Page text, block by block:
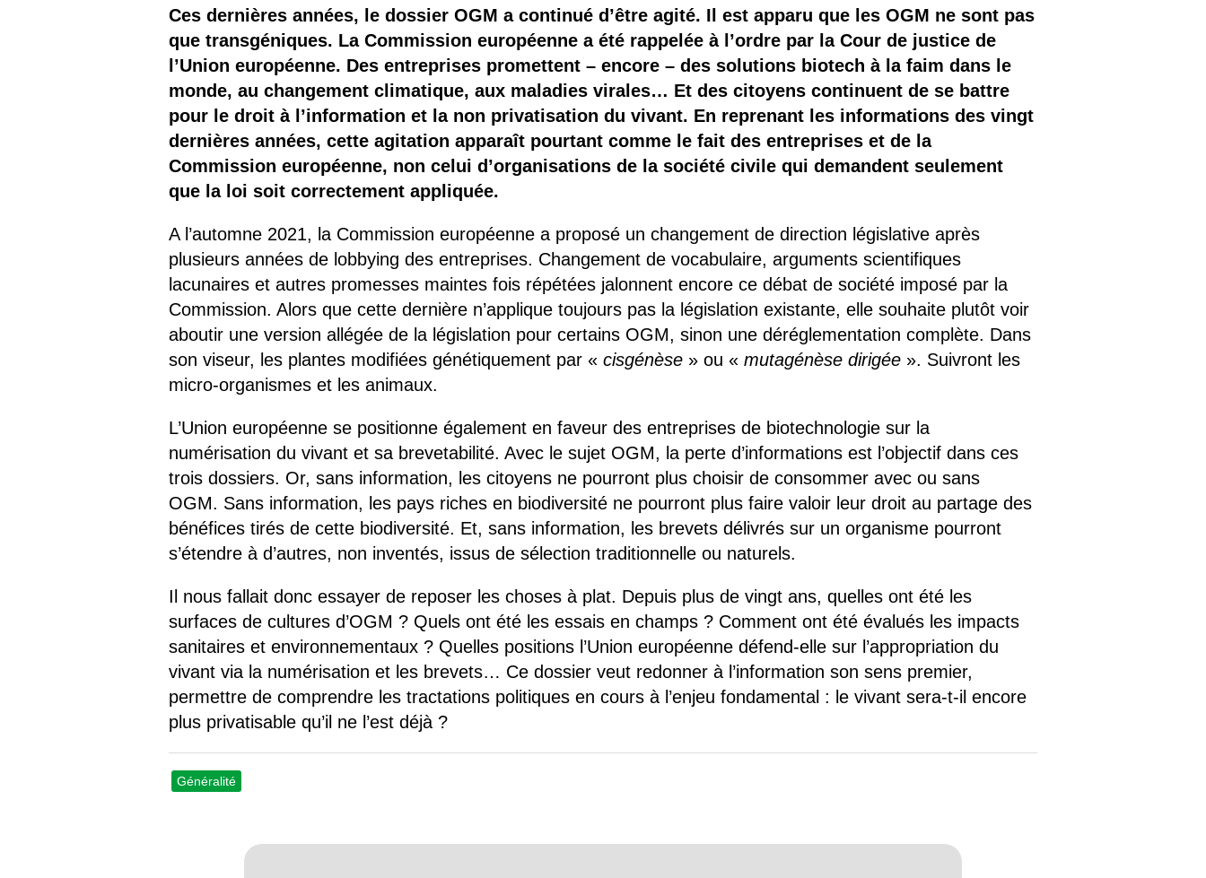
Il y a semence…. et semence
Quels sont les avantages et les inconvénients des OGM ?
Ces dernières années, le dossier OGM a continué d’être agité. Il est apparu que les OGM ne sont pas
que transgéniques. La Commission européenne a été rappelée à l’ordre par la Cour de justice de
l’Union européenne. Des entreprises promettent – encore – des solutions biotech à la faim dans le
monde, au changement climatique, aux maladies virales… Et des citoyens continuent de se battre
pour le droit à l’information et la non privatisation du vivant. En reprenant les informations des vingt
dernières années, cette agitation apparaît pourtant comme le fait des entreprises et de la
Commission européenne, non celui d’organisations de la société civile qui demandent seulement
que la loi soit correctement appliquée.
A l’automne 2021, la Commission européenne a proposé un changement de direction législative après
plusieurs années de lobbying des entreprises. Changement de vocabulaire, arguments scientifiques
lacunaires et autres promesses maintes fois répétées jalonnent encore ce débat de société imposé par la
Commission. Alors que cette dernière n’applique toujours pas la législation existante, elle souhaite plutôt voir
aboutir une version allégée de la législation pour certains OGM, sinon une déréglementation complète. Dans
son viseur, les plantes modifiées génétiquement par «cisgénèse » ou «mutagénèse dirigée ». Suivront les
micro-organismes et les animaux.
L’Union européenne se positionne également en faveur des entreprises de biotechnologie sur la
numérisation du vivant et sa brevetabilité. Avec le sujet OGM, la perte d’informations est l’objectif dans ces
trois dossiers. Or, sans information, les citoyens ne pourront plus choisir de consommer avec ou sans
OGM. Sans information, les pays riches en biodiversité ne pourront plus faire valoir leur droit au partage des
bénéfices tirés de cette biodiversité. Et, sans information, les brevets délivrés sur un organisme pourront
s’étendre à d’autres, non inventés, issus de sélection traditionnelle ou naturels.
Il nous fallait donc essayer de reposer les choses à plat. Depuis plus de vingt ans, quelles ont été les
surfaces de cultures d’OGM ? Quels ont été les essais en champs ? Comment ont été évalués les impacts
sanitaires et environnementaux ? Quelles positions l’Union européenne défend-elle sur l’appropriation du
vivant via la numérisation et les brevets… Ce dossier veut redonner à l’information son sens premier,
permettre de comprendre les tractations politiques en cours à l’enjeu fondamental : le vivant sera-t-il encore
plus privatisable qu’il ne l’est déjà ?
Généralité